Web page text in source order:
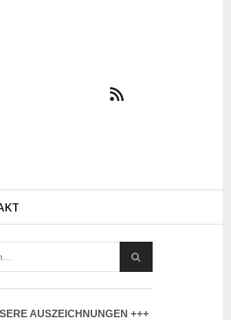
AUSZEICHNUNGEN +++